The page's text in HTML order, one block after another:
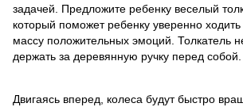
задачей. Предложите ребенку веселый
который поможет ребенку уверенно
массу положительных эмоций. Толкатель
держать за деревянную ручку перед собой.
Двигаясь вперед, колеса будут быстро